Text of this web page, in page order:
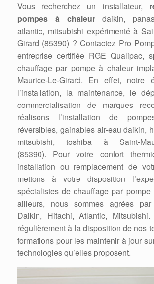
Vous recherchez un installateur,
pompes à chaleurdaikin,
atlantic, mitsubishi expérimenté à
Girard (85390) ? Contactez Pro
entreprise certifiée RGE Qualipac,
chauffage par pompe à chaleur
Maurice-Le-Girard. En effet, notre
l’installation, la maintenance, le
commercialisation de marques
réalisons l’installation de
réversibles, gainables air-eau daikin,
mitsubishi, toshiba à Saint-
(85390). Pour votre confort
installation ou remplacement de
mettons à votre disposition
spécialistes de chauffage par pompe
ailleurs, nous sommes agrées
Daikin, Hitachi, Atlantic,
régulièrement à la disposition de nos
formations pour les maintenir à jour
technologies qu’elles proposent.